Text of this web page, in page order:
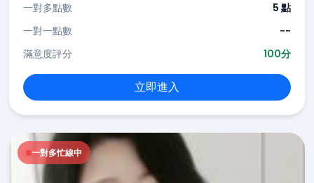
一對多點數
5 點
一對一點數
--
滿意度評分
100分
立即進入
一對多忙線中